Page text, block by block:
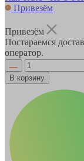
Привезём
Привезём
Постараемся
оператор.
В корзину